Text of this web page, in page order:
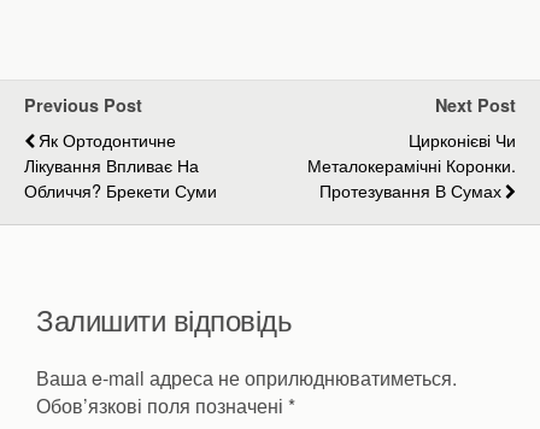
Previous Post
Як Ортодонтичне
Лікування Впливає На
Обличчя? Брекети Суми
Next Post
Цирконієві Чи
Металокерамічні Коронки.
Протезування В Сумах
Залишити відповідь
Ваша e-mail адреса не оприлюднюватиметься.
Обов’язкові поля позначені *